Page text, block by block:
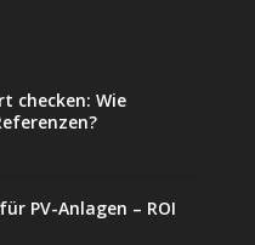
checken: Wie
PV-Anlagen – ROI